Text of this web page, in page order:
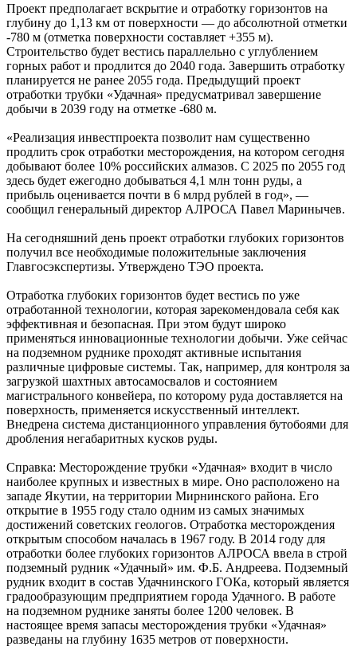
Проект предполагает вскрытие и отработку горизонтов на
глубину до 1,13 км от поверхности — до абсолютной отметки
-780 м (отметка поверхности составляет +355 м).
Строительство будет вестись параллельно с углублением
горных работ и продлится до 2040 года. Завершить отработку
планируется не ранее 2055 года. Предыдущий проект
отработки трубки «Удачная» предусматривал завершение
добычи в 2039 году на отметке -680 м.
«Реализация инвестпроекта позволит нам существенно
продлить срок отработки месторождения, на котором сегодня
добывают более 10% российских алмазов. С 2025 по 2055 год
здесь будет ежегодно добываться 4,1 млн тонн руды, а
прибыль оценивается почти в 6 млрд рублей в год», —
сообщил генеральный директор АЛРОСА Павел Маринычев.
На сегодняшний день проект отработки глубоких горизонтов
получил все необходимые положительные заключения
Главгосэкспертизы. Утверждено ТЭО проекта.
Отработка глубоких горизонтов будет вестись по уже
отработанной технологии, которая зарекомендовала себя как
эффективная и безопасная. При этом будут широко
применяться инновационные технологии добычи. Уже сейчас
на подземном руднике проходят активные испытания
различные цифровые системы. Так, например, для контроля за
загрузкой шахтных автосамосвалов и состоянием
магистрального конвейера, по которому руда доставляется на
поверхность, применяется искусственный интеллект.
Внедрена система дистанционного управления бутобоями для
дробления негабаритных кусков руды.
Справка: Месторождение трубки «Удачная» входит в число
наиболее крупных и известных в мире. Оно расположено на
западе Якутии, на территории Мирнинского района. Его
открытие в 1955 году стало одним из самых значимых
достижений советских геологов. Отработка месторождения
открытым способом началась в 1967 году. В 2014 году для
отработки более глубоких горизонтов АЛРОСА ввела в строй
подземный рудник «Удачный» им. Ф.Б. Андреева. Подземный
рудник входит в состав Удачнинского ГОКа, который является
градообразующим предприятием города Удачного. В работе
на подземном руднике заняты более 1200 человек. В
настоящее время запасы месторождения трубки «Удачная»
разведаны на глубину 1635 метров от поверхности.